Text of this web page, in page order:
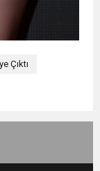
Çıktı